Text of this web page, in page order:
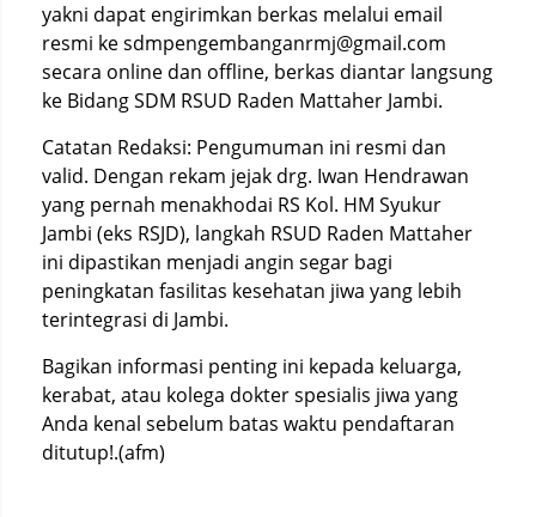
yakni dapat engirimkan berkas melalui email
resmi ke sdmpengembanganrmj@gmail.com
secara online dan offline, berkas diantar langsung
ke Bidang SDM RSUD Raden Mattaher Jambi.
Catatan Redaksi: Pengumuman ini resmi dan
valid. Dengan rekam jejak drg. Iwan Hendrawan
yang pernah menakhodai RS Kol. HM Syukur
Jambi (eks RSJD), langkah RSUD Raden Mattaher
ini dipastikan menjadi angin segar bagi
peningkatan fasilitas kesehatan jiwa yang lebih
terintegrasi di Jambi.
Bagikan informasi penting ini kepada keluarga,
kerabat, atau kolega dokter spesialis jiwa yang
Anda kenal sebelum batas waktu pendaftaran
ditutup!.(afm)